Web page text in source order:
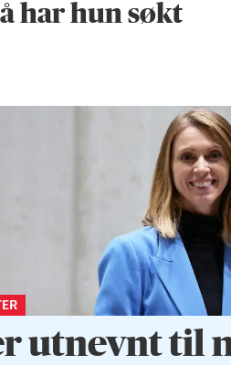
har hun søkt
utnevnt til